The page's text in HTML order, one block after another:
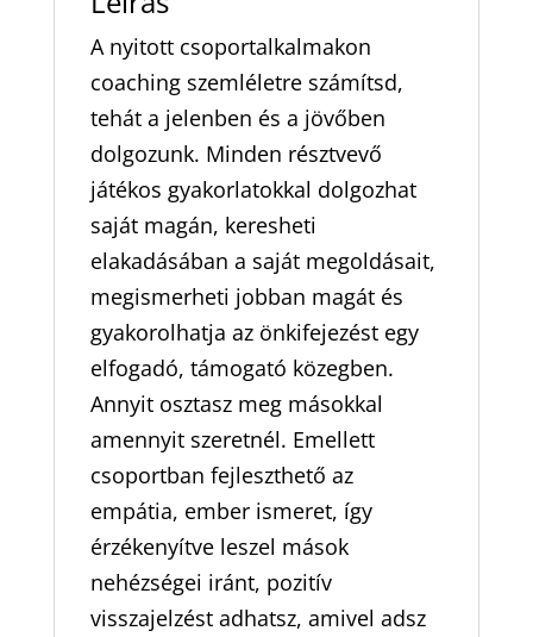
A nyitott csoportalkalmakon
coaching szemléletre számítsd,
tehát a jelenben és a jövőben
dolgozunk. Minden résztvevő
játékos gyakorlatokkal dolgozhat
saját magán, keresheti
elakadásában a saját megoldásait,
megismerheti jobban magát és
gyakorolhatja az önkifejezést egy
elfogadó, támogató közegben.
Annyit osztasz meg másokkal
amennyit szeretnél. Emellett
csoportban fejleszthető az
empátia, ember ismeret, így
érzékenyítve leszel mások
nehézségei iránt, pozitív
visszajelzést adhatsz, amivel adsz